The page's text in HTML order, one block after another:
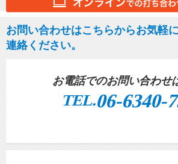
お問い合わせはこちらからお気軽
連絡ください。
お電話でのお問い合わせ
TEL.06-6340-